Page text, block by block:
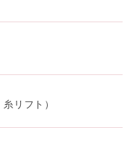
リフト）